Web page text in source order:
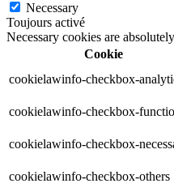
Necessary
Toujours activé
Necessary cookies are
Cookie
cookielawinfo-checkbox-
cookielawinfo-checkbox-
cookielawinfo-checkbox-
cookielawinfo-checkbox-others